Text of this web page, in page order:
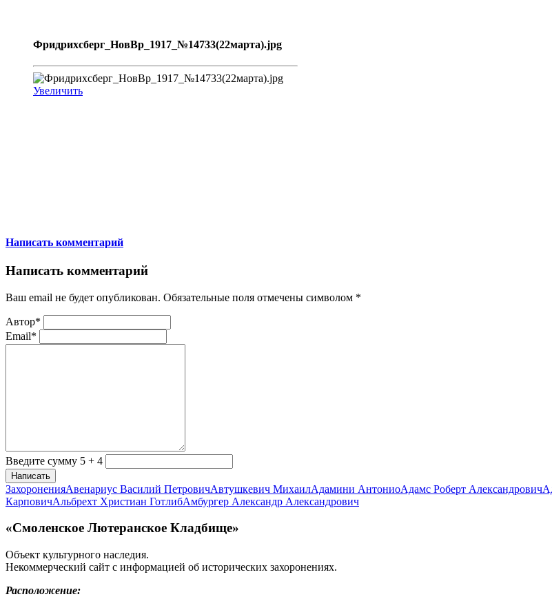
Фридрихсберг_НовВр_1917_№14733(22марта).jpg
Увеличить
Написать комментарий
Написать комментарий
Ваш email не будет опубликован. Обязательные поля отмечены символом *
Автор*
Email*
Введите сумму 5 + 4
Написать
ЗахороненияАвенариус Василий ПетровичАвтушкевич МихаилАдамини АнтониоАдамс Роберт Александрович
КарповичАльбрехт Христиан ГотлибАмбургер Александр Александрович
«Смоленское Лютеранское Кладбище»
Объект культурного наследия.
Некоммерческий сайт с информацией об исторических захоронениях.
Расположение: